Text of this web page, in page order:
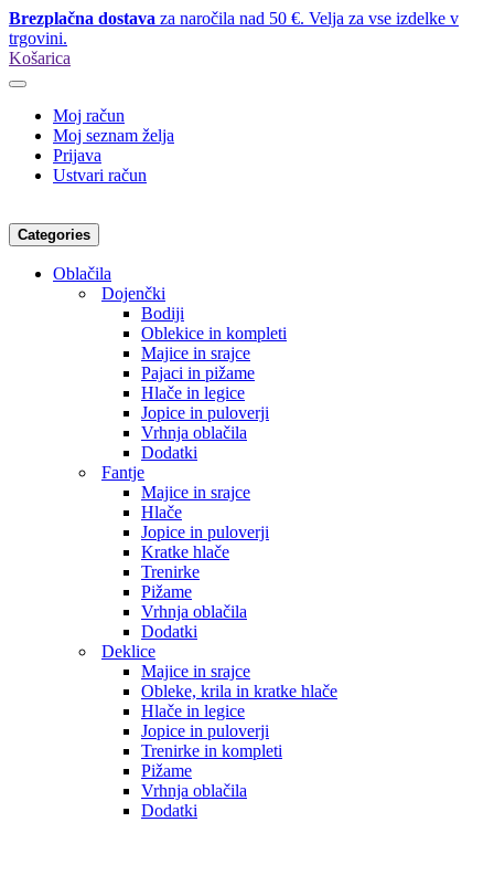
Brezplačna dostava za naročila nad 50 €. Velja za vse izdelke v
trgovini.
Košarica
Moj račun
Moj seznam želja
Prijava
Ustvari račun
Categories
Oblačila
Dojenčki
Bodiji
Oblekice in kompleti
Majice in srajce
Pajaci in pižame
Hlače in legice
Jopice in puloverji
Vrhnja oblačila
Dodatki
Fantje
Majice in srajce
Hlače
Jopice in puloverji
Kratke hlače
Trenirke
Pižame
Vrhnja oblačila
Dodatki
Deklice
Majice in srajce
Obleke, krila in kratke hlače
Hlače in legice
Jopice in puloverji
Trenirke in kompleti
Pižame
Vrhnja oblačila
Dodatki